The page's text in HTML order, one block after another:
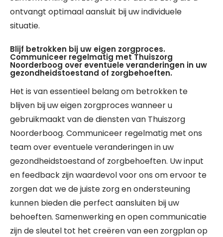
ontvangt optimaal aansluit bij uw individuele
situatie.
Blijf betrokken bij uw eigen zorgproces.
Communiceer regelmatig met Thuiszorg
Noorderboog over eventuele veranderingen in uw
gezondheidstoestand of zorgbehoeften.
Het is van essentieel belang om betrokken te
blijven bij uw eigen zorgproces wanneer u
gebruikmaakt van de diensten van Thuiszorg
Noorderboog. Communiceer regelmatig met ons
team over eventuele veranderingen in uw
gezondheidstoestand of zorgbehoeften. Uw input
en feedback zijn waardevol voor ons om ervoor te
zorgen dat we de juiste zorg en ondersteuning
kunnen bieden die perfect aansluiten bij uw
behoeften. Samenwerking en open communicatie
zijn de sleutel tot het creëren van een zorgplan op